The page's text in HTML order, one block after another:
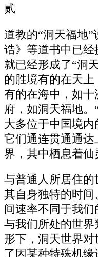
贰
道教的“洞天福地
诰》等道书中已
就已经形成了“洞
的胜境有的在天上
有的在海中，如十
府，如洞天福地。
大多位于中国境内
它们通连贯通通
界，其中栖息着仙
与普通人所居住
其自身独特的时
间速率不同于我
与我们所处的世
形下，洞天世界
了因某种特殊机